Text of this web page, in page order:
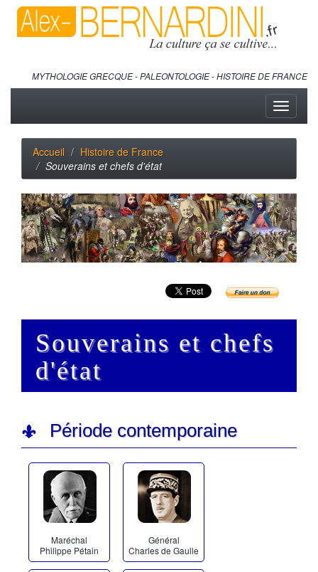
MYTHOLOGIE GRECQUE - PALEONTOLOGIE - HISTOIRE DE FRANCE
Toggle
Accueil
Histoire de France
Souverains et chefs d'état
Souverains et chefs
d'état
Période contemporaine
Maréchal
Philippe Pétain
Général
Charles de Gaulle